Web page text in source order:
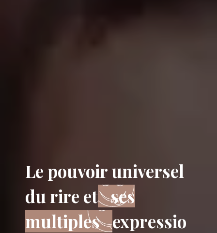
Le pouvoir universel
du rire et ses
multiples expressio